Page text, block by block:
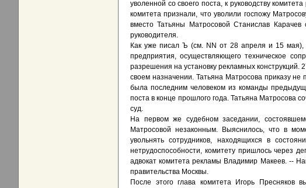
уволенной со своего поста, к руководству
комитета признали, что уволили госпожу
вместо Татьяны Матросовой Станислав
руководителя.
Как уже писал Ъ (см. NN от 28 апреля и 15
предприятия, осуществляющего техническое
разрешения на установку рекламных
своем назначении. Татьяна Матросова приказу
была последним человеком из команды
поста в конце прошлого года. Татьяна Матросова
суд.
На первом же судебном заседании,
Матросовой незаконным. Выяснилось, что в
увольнять сотрудников, находящихся в
нетрудоспособности, комитету пришлось через
адвокат комитета рекламы Владимир Макеев. --
правительства Москвы.
После этого глава комитета Игорь Пресняков